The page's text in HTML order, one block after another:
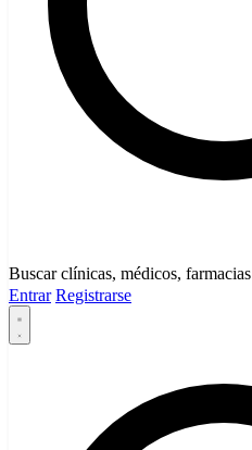
Buscar clínicas, médicos, farmacias
Entrar Registrarse